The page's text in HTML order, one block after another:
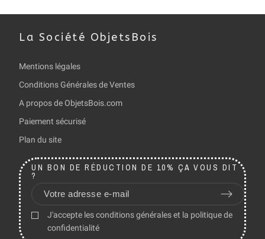
La Société ObjetsBois
Mentions légales
Conditions Générales de Ventes
A propos de ObjetsBois.com
Paiement sécurisé
Plan du site
UN BON DE RÉDUCTION DE 10% ÇA VOUS DIT
?
J'accepte les conditions générales et la politique de
confidentialité